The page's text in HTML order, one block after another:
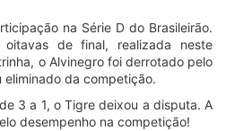
na Série D do Brasileirão.
de final, realizada neste
o Alvinegro foi derrotado pelo
da competição.
3 a 1, o Tigre deixou a disputa. A
desempenho na competição!